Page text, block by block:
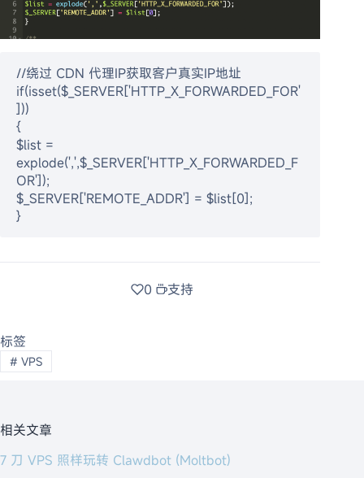
//绕过 CDN 代理IP获取客户真实IP地址
if(isset($_SERVER['HTTP_X_FORWARDED_FOR'
]))
{
$list =
explode(',',$_SERVER['HTTP_X_FORWARDED_F
OR']);
$_SERVER['REMOTE_ADDR'] = $list[0];
}
0 支持
标签
# VPS
相关文章
7 刀 VPS 照样玩转 Clawdbot (Moltbot)